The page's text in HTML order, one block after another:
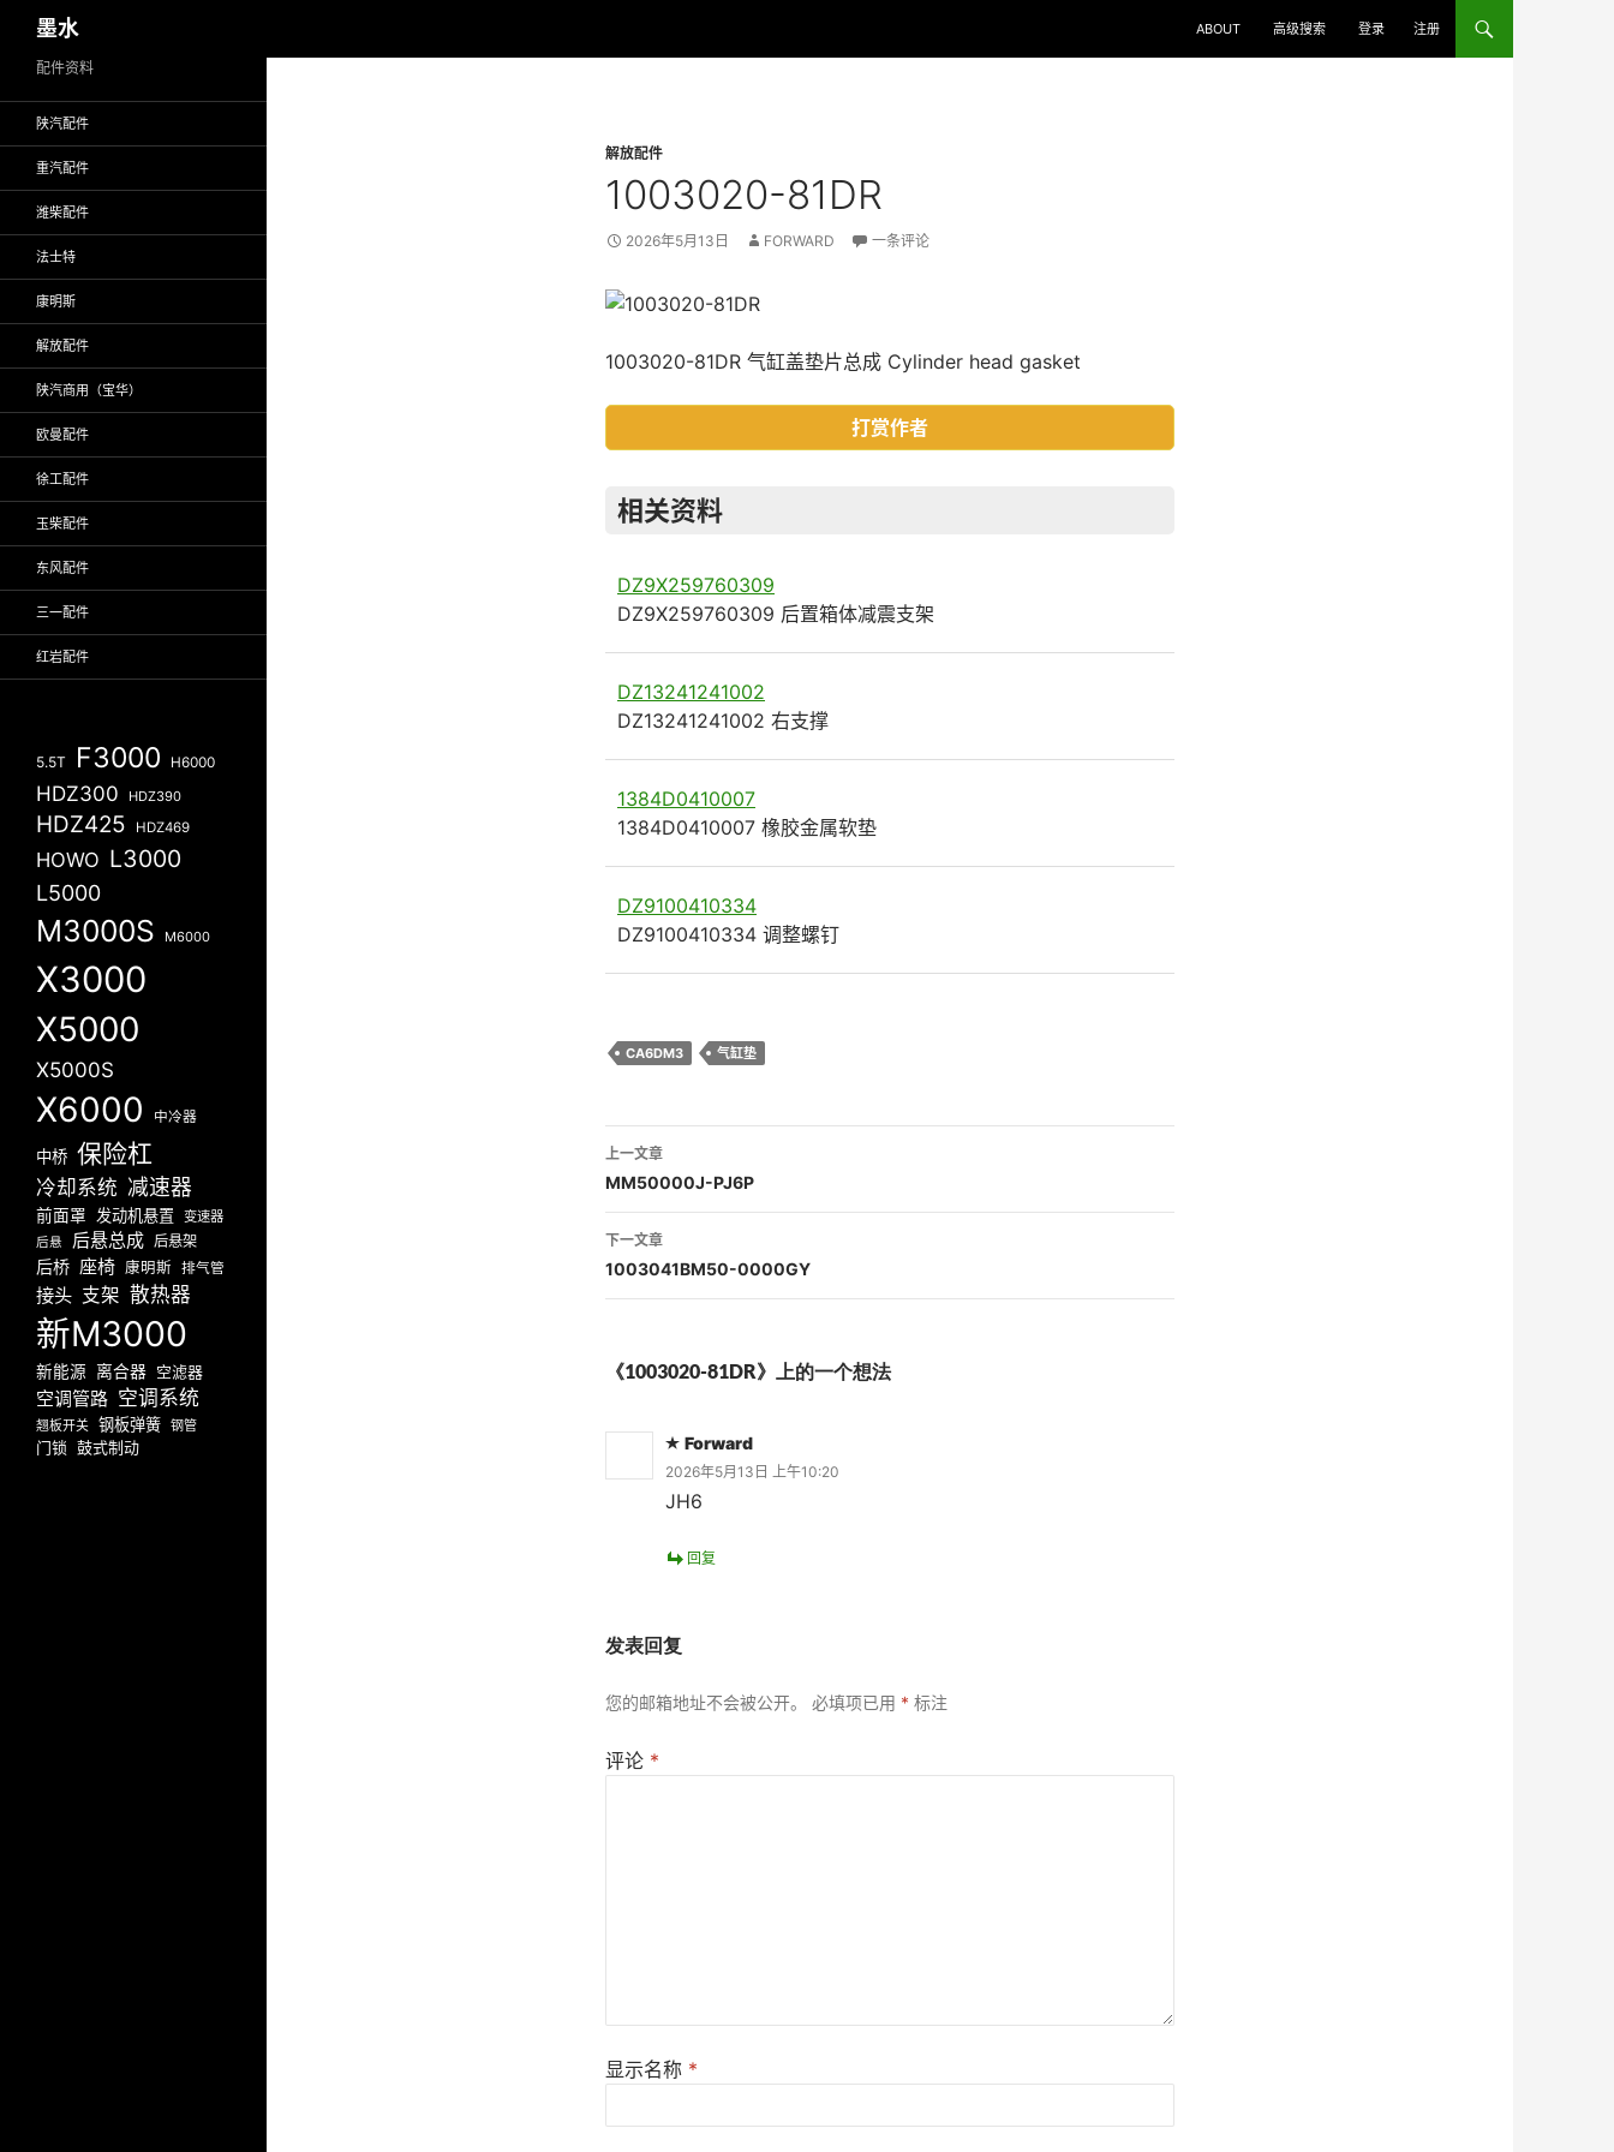
至
墨水 ABOUT 高级搜索 登录 注册
解放配件
1003020-81DR
2026年5月13日 FORWARD 一条评论
1003020-81DR 气缸盖垫片总成 Cylinder head gasket
打赏作者
相关资料
DZ9X259760309
DZ9X259760309 后置箱体减震支架
DZ13241241002
DZ13241241002 右支撑
1384D0410007
1384D0410007 橡胶金属软垫
DZ9100410334
DZ9100410334 调整螺钉
CA6DM3 气缸垫
文
章
导
航
上一文章
MM50000J-PJ6P
下一文章
1003041BM50-0000GY
《1003020-81DR》上的一个想法
Forward
2026年5月13日 上午10:20
JH6
回复
发表回复
您的邮箱地址不会被公开。 必填项已用 * 标注
评论 *
显示名称 *
配件资料
陕汽配件
重汽配件
潍柴配件
法士特
康明斯
解放配件
陕汽商用（宝华）
欧曼配件
徐工配件
玉柴配件
东风配件
三一配件
红岩配件
5.5T F3000 H6000
HDZ300 HDZ390
HDZ425 HDZ469
HOWO L3000
L5000
M3000S M6000
X3000
X5000
X5000S
X6000 中冷器
中桥 保险杠
冷却系统 减速器
前面罩 发动机悬置 变速器
后悬 后悬总成 后悬架
后桥 座椅 康明斯 排气管
接头 支架 散热器
新M3000
新能源 离合器 空滤器
空调管路 空调系统
翘板开关 钢板弹簧 钢管
门锁 鼓式制动